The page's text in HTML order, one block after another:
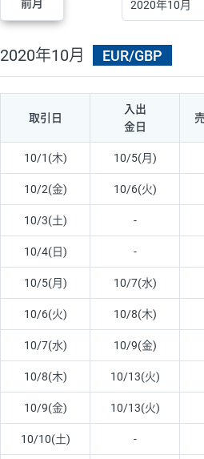
前月
2020年10月 EUR/GBP
取引日
入出
金日
10/1(木) 10/5(月)
10/2(金) 10/6(火)
10/3(土) -
10/4(日) -
10/5(月) 10/7(水)
10/6(火) 10/8(木)
10/7(水) 10/9(金)
10/8(木) 10/13(火)
10/9(金) 10/13(火)
10/10(土) -